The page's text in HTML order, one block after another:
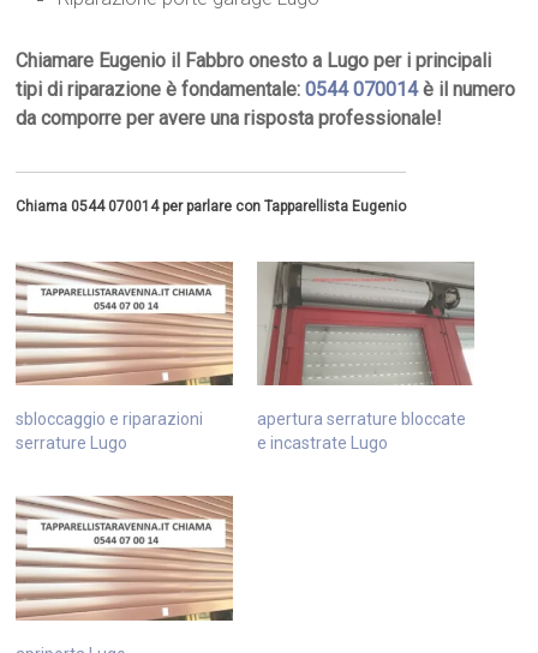
Chiamare Eugenio il Fabbro onesto a Lugo per i principali
tipi di riparazione è fondamentale:0544 070014è il numero
da comporre per avere una risposta professionale!
Chiama 0544 070014 per parlare con Tapparellista Eugenio
sbloccaggio e riparazioni
serrature Lugo
apertura serrature bloccate
e incastrate Lugo